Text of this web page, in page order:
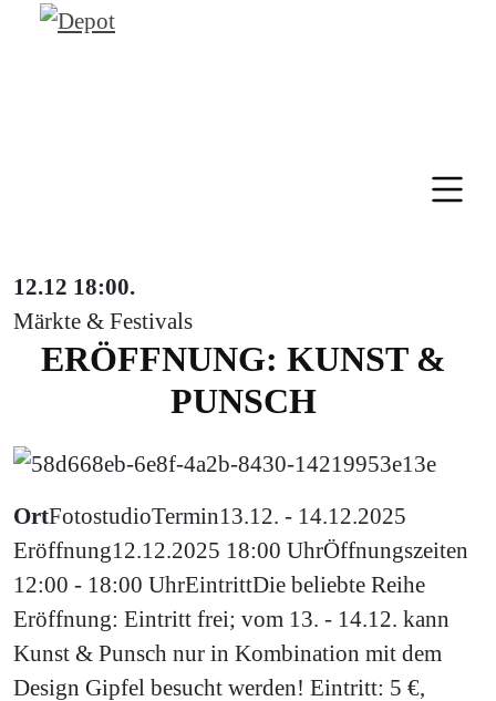
12.12 18:00.
Märkte & Festivals
ERÖFFNUNG: KUNST &
PUNSCH
OrtFotostudioTermin13.12. - 14.12.2025
Eröffnung12.12.2025 18:00 UhrÖffnungszeiten
12:00 - 18:00 UhrEintritt
Eröffnung: Eintritt frei; vom 13. - 14.12. kann
Kunst & Punsch nur in Kombination mit dem
Design Gipfel besucht werden! Eintritt: 5 €,
Die beliebte Reihe